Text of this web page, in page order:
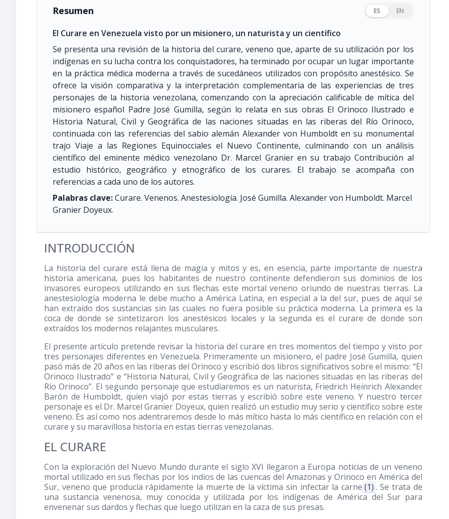
Resumen ES EN
El Curare en Venezuela visto por un misionero, un naturista y un científico
Se presenta una revisión de la historia del curare, veneno que, aparte de su utilización por los
indígenas en su lucha contra los conquistadores, ha terminado por ocupar un lugar importante
en la práctica médica moderna a través de sucedáneos utilizados con propósito anestésico. Se
ofrece la visión comparativa y la interpretación complementaria de las experiencias de tres
personajes de la historia venezolana, comenzando con la apreciación calificable de mítica del
misionero español Padre José Gumilla, según lo relata en sus obras El Orinoco Ilustrado e
Historia Natural, Civil y Geográfica de las naciones situadas en las riberas del Río Orinoco,
continuada con las referencias del sabio alemán Alexander von Humboldt en su monumental
trajo Viaje a las Regiones Equinocciales el Nuevo Continente, culminando con un análisis
científico del eminente médico venezolano Dr. Marcel Granier en su trabajo Contribución al
estudio histórico, geográfico y etnográfico de los curares. El trabajo se acompaña con
referencias a cada uno de los autores.
Palabras clave:Curare. Venenos. Anestesiología. José Gumilla. Alexander von Humboldt. Marcel
Granier Doyeux.
INTRODUCCIÓN
La historia del curare está llena de magia y mitos y es, en esencia, parte importante de nuestra
historia americana, pues los habitantes de nuestro continente defendieron sus dominios de los
invasores europeos utilizando en sus flechas este mortal veneno oriundo de nuestras tierras. La
anestesiología moderna le debe mucho a América Latina, en especial a la del sur, pues de aquí se
han extraído dos sustancias sin las cuales no fuera posible su práctica moderna. La primera es la
coca de donde se sintetizaron los anestésicos locales y la segunda es el curare de donde son
extraídos los modernos relajantes musculares.
El presente artículo pretende revisar la historia del curare en tres momentos del tiempo y visto por
tres personajes diferentes en Venezuela. Primeramente un misionero, el padre José Gumilla, quien
pasó más de 20 años en las riberas del Orinoco y escribió dos libros significativos sobre el mismo: “El
Orinoco Ilustrado” e “Historia Natural, Civil y Geográfica de las naciones situadas en las riberas del
Río Orinoco”. El segundo personaje que estudiaremos es un naturista, Friedrich Heinrich Alexander
Barón de Humboldt, quien viajó por estas tierras y escribió sobre este veneno. Y nuestro tercer
personaje es el Dr. Marcel Granier Doyeux, quien realizó un estudio muy serio y científico sobre este
veneno. Es así como nos adentraremos desde lo más mítico hasta lo más científico en relación con el
curare y su maravillosa historia en estas tierras venezolanas.
EL CURARE
Con la exploración del Nuevo Mundo durante el siglo XVI llegaron a Europa noticias de un veneno
mortal utilizado en sus flechas por los indios de las cuencas del Amazonas y Orinoco en América del
Sur, veneno que producía rápidamente la muerte de la víctima sin infectar la carne (1) . Se trata de
una sustancia venenosa, muy conocida y utilizada por los indígenas de América del Sur para
envenenar sus dardos y flechas que luego utilizan en la caza de sus presas.